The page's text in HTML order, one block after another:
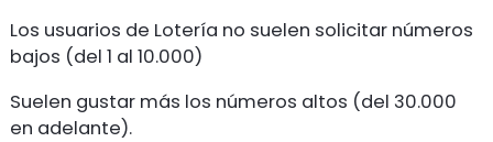
Los usuarios de Lotería no suelen solicitar números
bajos (del 1 al 10.000)
Suelen gustar más los números altos (del 30.000
en adelante).